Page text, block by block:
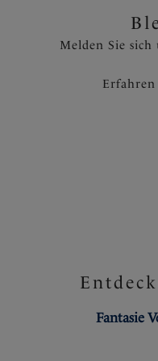
Melden Sie
Erfahren
Fantasie